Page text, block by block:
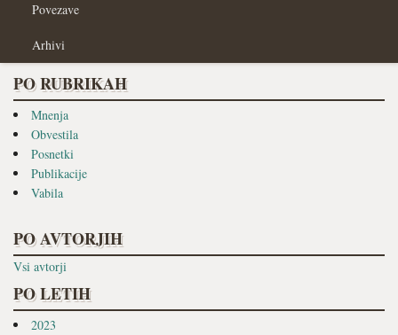
Povezave
Arhivi
PO RUBRIKAH
Mnenja
Obvestila
Posnetki
Publikacije
Vabila
PO AVTORJIH
Vsi avtorji
PO LETIH
2023